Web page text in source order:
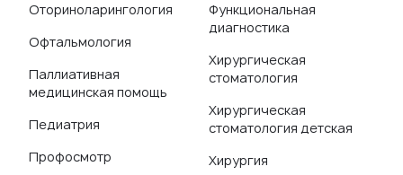
Оториноларингология
Офтальмология
Паллиативная
медицинская помощь
Педиатрия
Профосмотр
Функциональная
диагностика
Хирургическая
стоматология
Хирургическая
стоматология детская
Хирургия